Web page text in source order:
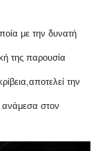
με την δυνατή
της παρουσία
την
ανάμεσα στον